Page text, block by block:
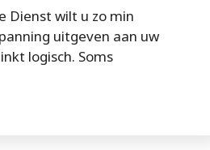
Dienst wilt u zo min
uitgeven aan uw
logisch. Soms